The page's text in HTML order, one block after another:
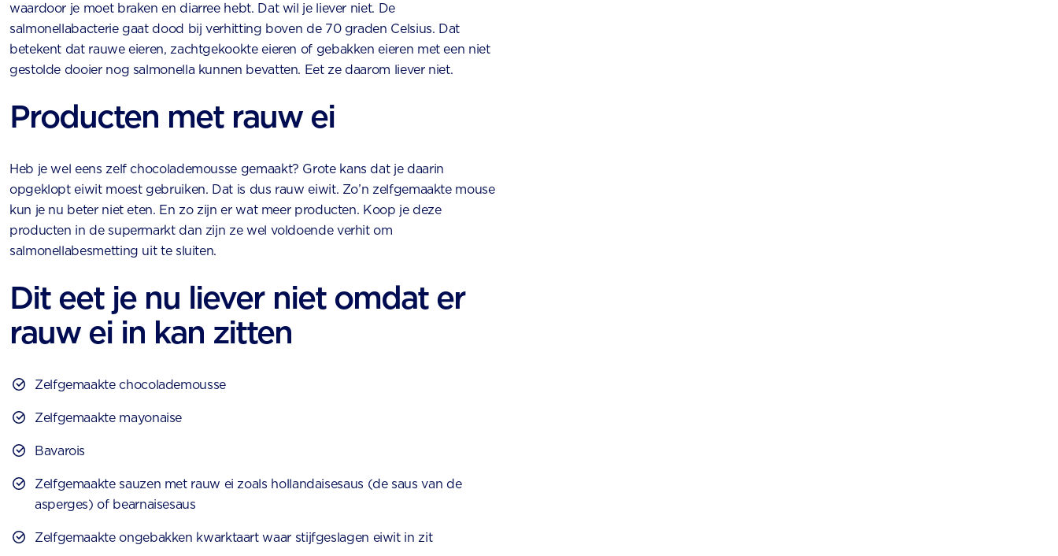
waardoor je moet braken en diarree hebt. Dat wil je liever niet. De
salmonellabacterie gaat dood bij verhitting boven de 70 graden Celsius. Dat
betekent dat rauwe eieren, zachtgekookte eieren of gebakken eieren met een niet
gestolde dooier nog salmonella kunnen bevatten. Eet ze daarom liever niet.
Producten met rauw ei
Heb je wel eens zelf chocolademousse gemaakt? Grote kans dat je daarin
opgeklopt eiwit moest gebruiken. Dat is dus rauw eiwit. Zo’n zelfgemaakte mouse
kun je nu beter niet eten. En zo zijn er wat meer producten. Koop je deze
producten in de supermarkt dan zijn ze wel voldoende verhit om
salmonellabesmetting uit te sluiten.
Dit eet je nu liever niet omdat er
rauw ei in kan zitten
Zelfgemaakte chocolademousse
Zelfgemaakte mayonaise
Bavarois
Zelfgemaakte sauzen met rauw ei zoals hollandaisesaus (de saus van de
asperges) of bearnaisesaus
Zelfgemaakte ongebakken kwarktaart waar stijfgeslagen eiwit in zit